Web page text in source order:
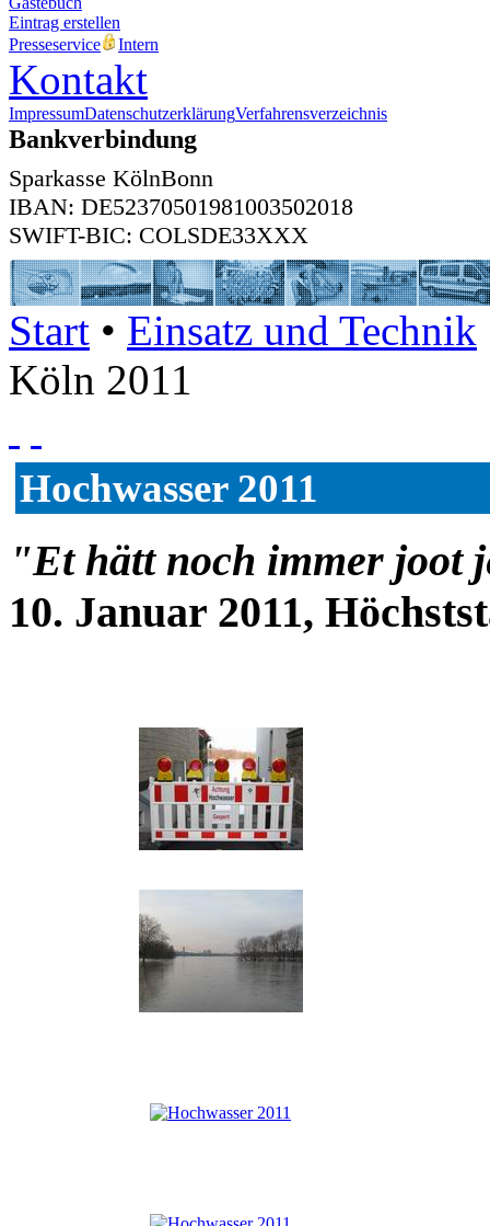
Eintrag erstellen
Presseservice
Intern
Kontakt
ImpressumDatenschutzerklärungVerfahrensverzeichnis
Bankverbindung
Sparkasse KölnBonn
IBAN: DE52370501981003502018
SWIFT-BIC: COLSDE33XXX
Start • Einsatz und Technik
Köln 2011
Hochwasser 2011
"Et hätt noch immer joot
10. Januar 2011,